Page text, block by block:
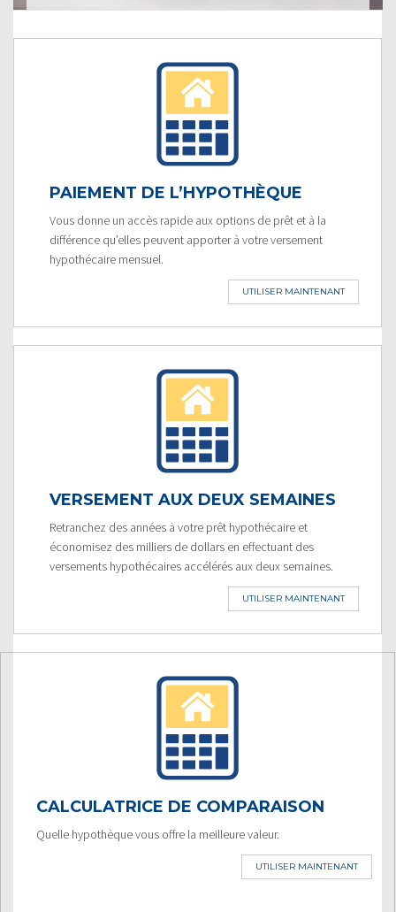
PAIEMENT DE L’HYPOTHÈQUE
Vous donne un accès rapide aux options de prêt et à la
différence qu’elles peuvent apporter à votre versement
hypothécaire mensuel.
UTILISER MAINTENANT
VERSEMENT AUX DEUX SEMAINES
Retranchez des années à votre prêt hypothécaire et
économisez des milliers de dollars en effectuant des
versements hypothécaires accélérés aux deux semaines.
UTILISER MAINTENANT
CALCULATRICE DE COMPARAISON
Quelle hypothèque vous offre la meilleure valeur.
UTILISER MAINTENANT